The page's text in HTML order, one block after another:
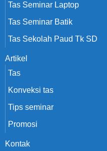
Tas Seminar Laptop
Tas Seminar Batik
Tas Sekolah Paud Tk SD
Artikel
Tas
Konveksi tas
Tips seminar
Promosi
Kontak